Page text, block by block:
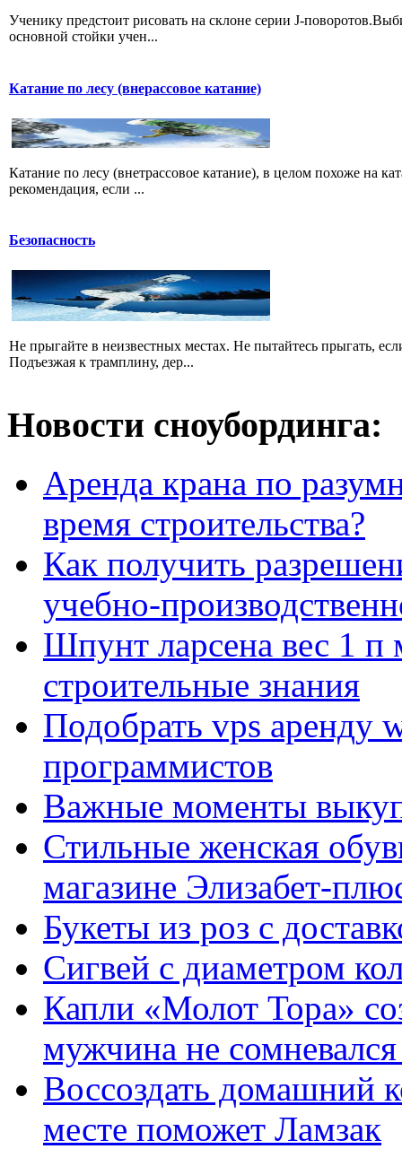
Ученику предстоит рисовать на склоне серии J-
основной стойки учен...
Катание по лесу (внерассовое катание)
Катание по лесу (внетрассовое катание), в целом похоже на
рекомендация, если ...
Безопасность
Не прыгайте в неизвестных местах. Не пытайтесь прыгать,
Подъезжая к трамплину, дер...
Новости сноубординга:
Аренда крана по
время строительства?
Как получить
учебно-
Шпунт ларсена вес 1 п
строительные знания
Подобрать vps аренду
программистов
Важные моменты
Стильные женская
магазине Элизабет-
Букеты из роз с
Сигвей с диаметром
Капли «Молот Тора»
мужчина не
Воссоздать домашний
месте поможет Ламзак